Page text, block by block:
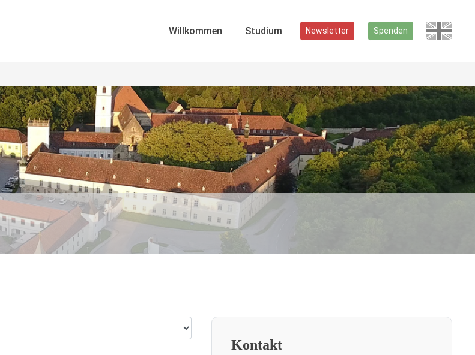
Willkommen Studium Newsletter Spenden
Kontakt